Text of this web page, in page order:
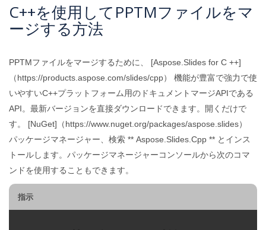
C++を使用してPPTMファイルをマ
ージする方法
PPTMファイルをマージするために、 [Aspose.Slides for C ++]
（https://products.aspose.com/slides/cpp） 機能が豊富で強力で使
いやすいC++プラットフォーム用のドキュメントマージAPIである
API。最新バージョンを直接ダウンロードできます。開くだけで
す。 [NuGet]（https://www.nuget.org/packages/aspose.slides）
パッケージマネージャー、検索 ** Aspose.Slides.Cpp ** とインス
トールします。パッケージマネージャーコンソールから次のコマ
ンドを使用することもできます。
指示